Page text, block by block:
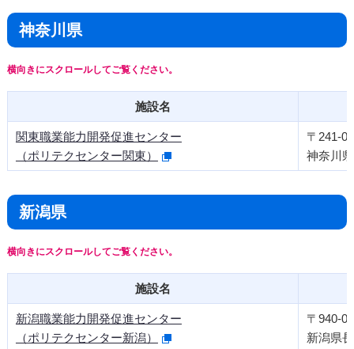
神奈川県
施設名
関東職業能力開発促進センター
（ポリテクセンター関東）
〒241-
神奈川
新潟県
施設名
新潟職業能力開発促進センター
（ポリテクセンター新潟）
〒940-
新潟県